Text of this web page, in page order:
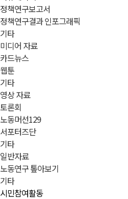
정책연구보고서
정책연구결과 인포그래픽
기타
미디어 자료
카드뉴스
웹툰
기타
영상 자료
토론회
노동머선129
서포터즈단
기타
일반자료
노동연구 톺아보기
기타
시민참여활동